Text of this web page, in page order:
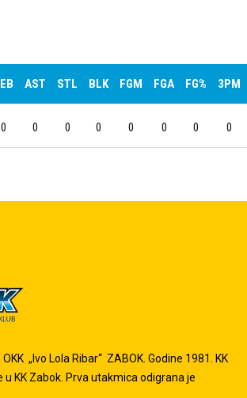
AST STL BLK FGM FGA FG% 3PM
0 0 0 0 0 0 0 0
„Ivo Lola Ribar“ ZABOK. Godine 1981. KK
u KK Zabok. Prva utakmica odigrana je